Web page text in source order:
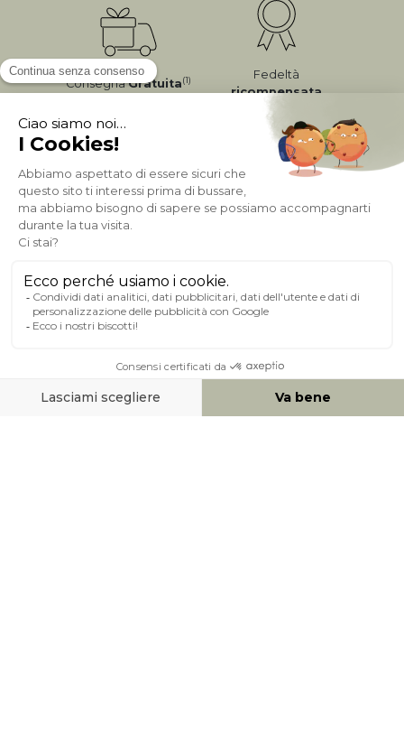
ConsegnaGratuita(1)
Fedeltà
ricompensata
Pagamento sicuro
A PROPOSITO DI MILIBOO
AIUTO & CONTATTO